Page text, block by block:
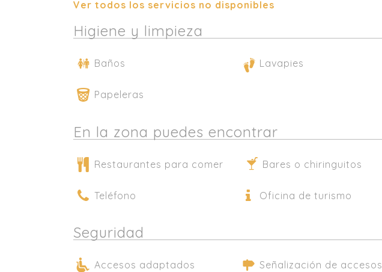
Ver todos los servicios no disponibles
Higiene y limpieza
Baños Lavapies
Papeleras
En la zona puedes encontrar
Restaurantes para comer Bares o chiringuitos
Teléfono Oficina de turismo
Seguridad
Accesos adaptados Señalización de accesos